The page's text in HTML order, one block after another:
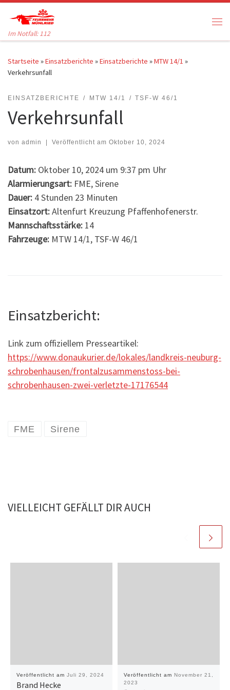
Zum Inhalt springen
Im Notfall: 112
Startseite »Einsatzberichte »Einsatzberichte »MTW 14/1 »
Verkehrsunfall
EINSATZBERICHTE MTW 14/1 TSF-W 46/1
Verkehrsunfall
von admin | Veröffentlicht am Oktober 10, 2024
Datum: Oktober 10, 2024 um 9:37 pm Uhr
Alarmierungsart: FME, Sirene
Dauer: 4 Stunden 23 Minuten
Einsatzort:Altenfurt Kreuzung Pfaffenhofenerstr.
Mannschaftsstärke: 14
Fahrzeuge: MTW 14/1, TSF-W 46/1
Einsatzbericht:
Link zum offiziellem Presseartikel:
https://www.donaukurier.de/lokales/landkreis-neuburg-
schrobenhausen/frontalzusammenstoss-bei-
schrobenhausen-zwei-verletzte-17176544
FME Sirene
VIELLEICHT GEFÄLLT DIR AUCH
Veröffentlicht am Juli 29, 2024
Brand Hecke
Veröffentlicht am November 21,
2023